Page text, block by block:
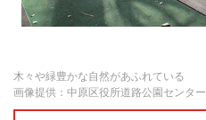
木々や緑豊かな自然があふれている
画像提供：中原区役所道路公園センター